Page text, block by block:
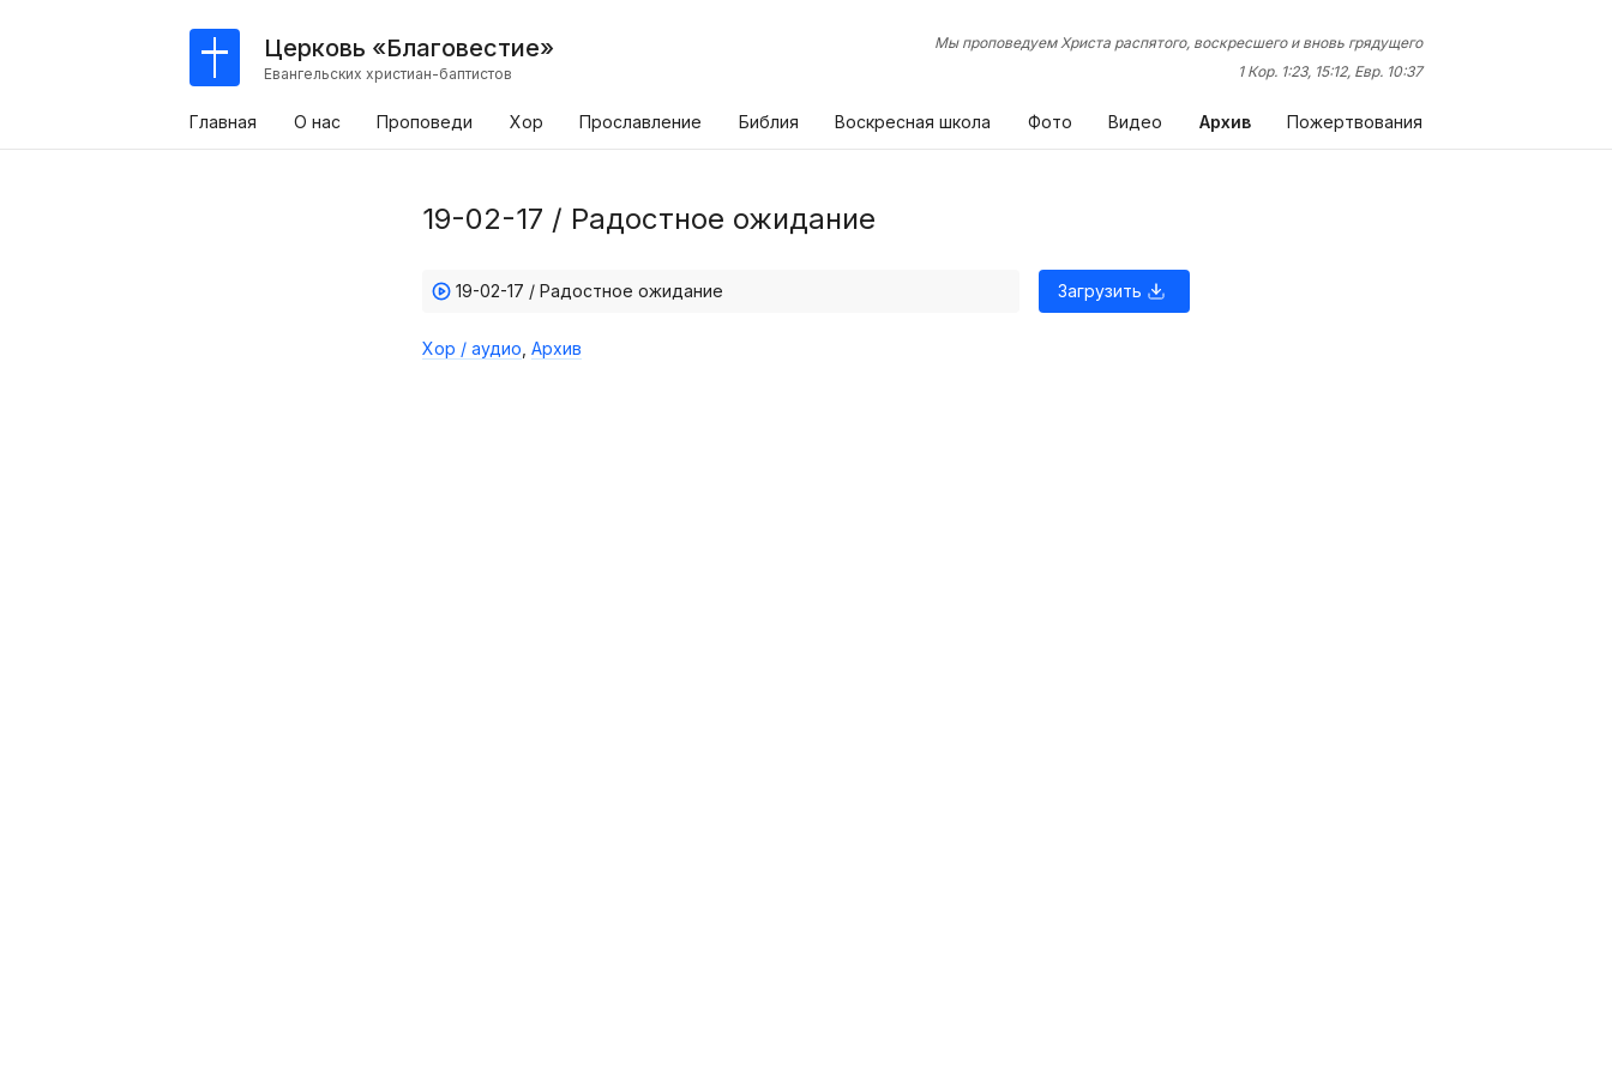
Церковь «Благовестие»
Евангельских христиан-баптистов
Мы проповедуем Христа распятого, воскресшего и вновь грядущего
1 Кор. 1:23, 15:12, Евр. 10:37
Главная О нас Проповеди Хор Прославление Библия Воскресная школа Фото Видео Архив Пожертвования
19-02-17 / Радостное ожидание
Загрузить
19-02-17 / Радостное ожидание
Хор / аудио Архив